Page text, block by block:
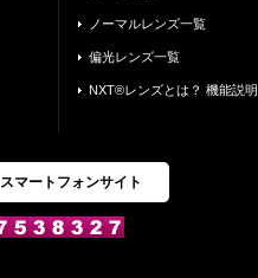
ノーマルレンズ一覧
偏光レンズ一覧
NXT®レンズとは？ 機能説明
スマートフォンサイト